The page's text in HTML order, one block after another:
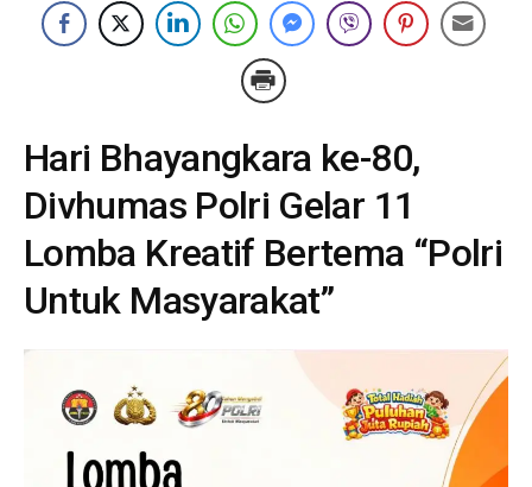
Hari Bhayangkara ke-80,
Divhumas Polri Gelar 11
Lomba Kreatif Bertema “Polri
Untuk Masyarakat”